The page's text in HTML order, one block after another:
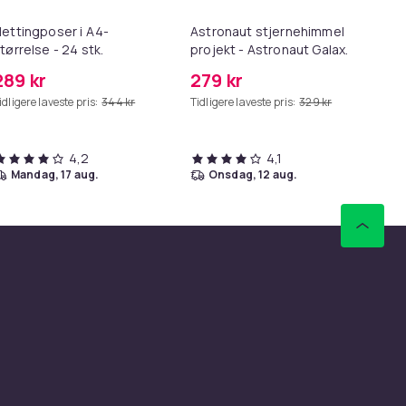
i A4-
- 24 stk.
kr
laveste pris: 344 kr
4,2
mandag, 17 aug.
Astronaut stjernehimmel
projekt - Astronaut Galaxy
USB
279 kr
Tidligere laveste pris: 329 kr
4,1
onsdag, 12 aug.